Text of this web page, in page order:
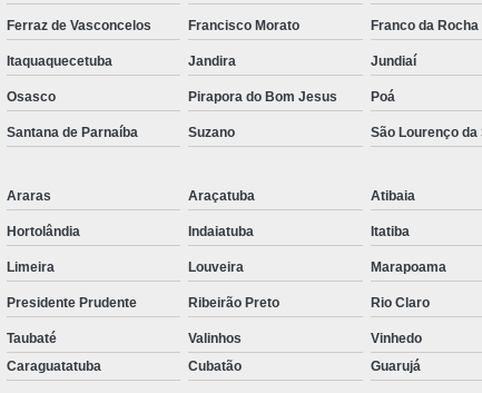
Transformador Isolador Monofásico
Transformador Monofásico
Transformador Trifásico
Ferraz de Vasconcelos Francisco Morato Franco da Rocha
Itaquaquecetuba Jandira Jundiaí
Osasco Pirapora do Bom Jesus Poá
Santana de Parnaíba Suzano São Lourenço da
Araras Araçatuba Atibaia
Hortolândia Indaiatuba Itatiba
Limeira Louveira Marapoama
Presidente Prudente Ribeirão Preto Rio Claro
Taubaté Valinhos Vinhedo
Caraguatatuba Cubatão Guarujá